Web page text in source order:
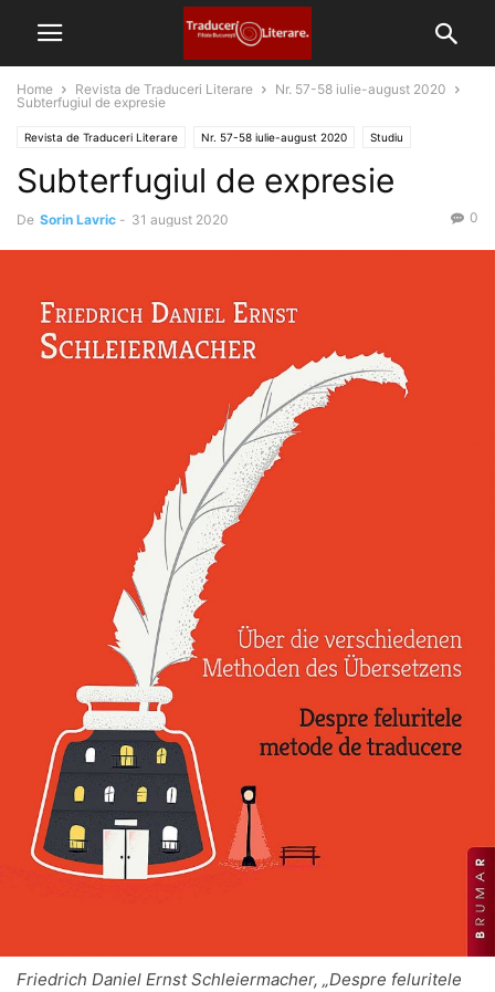
Home Revista de Traduceri Literare
Nr. 57-58 iulie-august 2020
Subterfugiul de expresie
Revista de Traduceri Literare Nr. 57-58 iulie-august 2020 Studiu
Subterfugiul de expresie
De Sorin Lavric - 31 august 2020 0
Friedrich Daniel Ernst Schleiermacher, „Despre feluritele